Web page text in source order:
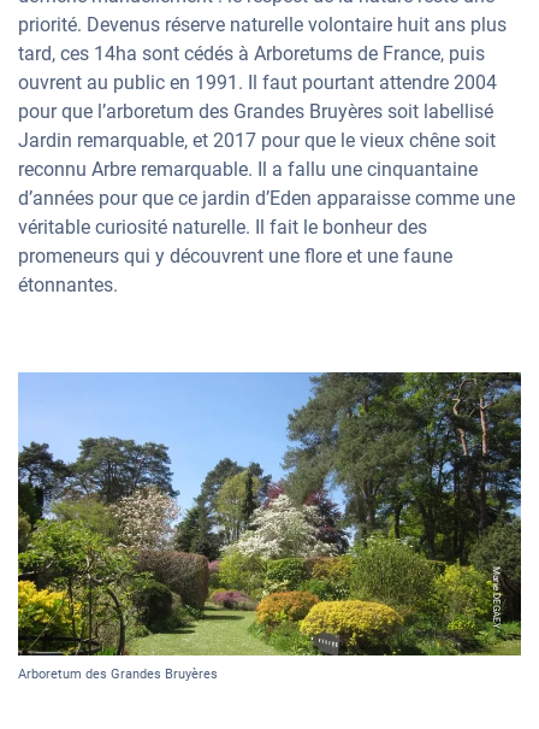
priorité. Devenus réserve naturelle volontaire huit ans plus
tard, ces 14ha sont cédés à Arboretums de France, puis
ouvrent au public en 1991. Il faut pourtant attendre 2004
pour que l’arboretum des Grandes Bruyères soit labellisé
Jardin remarquable, et 2017 pour que le vieux chêne soit
reconnu Arbre remarquable. Il a fallu une cinquantaine
d’années pour que ce jardin d’Eden apparaisse comme une
véritable curiosité naturelle. Il fait le bonheur des
promeneurs qui y découvrent une flore et une faune
étonnantes.
Marie DEGAEY
Arboretum des Grandes Bruyères